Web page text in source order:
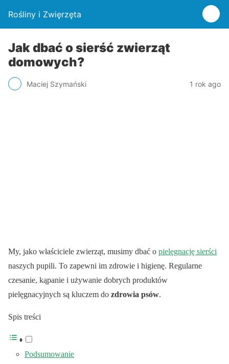
Rośliny i Zwięrzęta
Jak dbać o sierść zwierząt
domowych?
Maciej Szymański 1 rok ago
My, jako właściciele zwierząt, musimy dbać o pielęgnację sierści
naszych pupili. To zapewni im zdrowie i higienę. Regularne
czesanie, kąpanie i używanie dobrych produktów
pielęgnacyjnych są kluczem do zdrowia psów.
Spis treści
Podsumowanie